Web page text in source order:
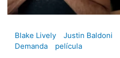
Blake Lively Justin Baldoni
Demanda
película